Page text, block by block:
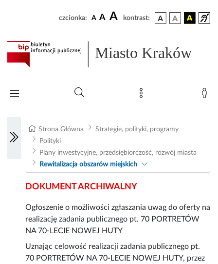
czcionka: A A A kontrast:
Miasto Kraków
Strona Główna
Strategie, polityki, programy
Polityki
Plany inwestycyjne, przedsiębiorczość, rozwój miasta
Rewitalizacja obszarów miejskich
DOKUMENT ARCHIWALNY
Ogłoszenie o możliwości zgłaszania uwag do oferty na
realizację zadania publicznego pt. 70 PORTRETÓW
NA 70-LECIE NOWEJ HUTY
Uznając celowość realizacji zadania publicznego pt.
70 PORTRETÓW NA 70-LECIE NOWEJ HUTY, przez